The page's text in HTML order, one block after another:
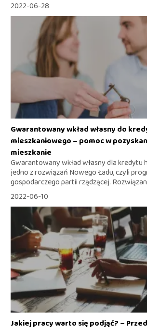
2022-06-28
Gwarantowany wkład własny do
mieszkaniowego – pomoc w
mieszkanie
Gwarantowany wkład własny dla kredytu
jedno z rozwiązań Nowego Ładu, czyli
gospodarczego partii rządzącej.
2022-06-10
Jakiej pracy warto się podjąć? –